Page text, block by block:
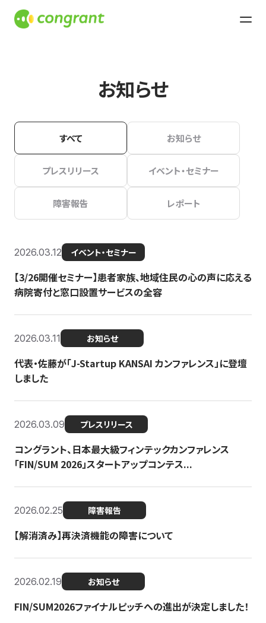
お知らせ
すべて お知らせ
プレスリリース イベント・セミナー
障害報告 レポート
2026.03.12 イベント・セミナー
【3/26開催セミナー】患者家族、地域住民の心の声に応える
病院寄付と窓口設置サービスの全容
2026.03.11 お知らせ
代表・佐藤が「J-Startup KANSAI カンファレンス」に登壇
しました
2026.03.09 プレスリリース
コングラント、日本最大級フィンテックカンファレンス
「FIN/SUM 2026」スタートアップコンテス...
2026.02.25 障害報告
【解消済み】再決済機能の障害について
2026.02.19 お知らせ
FIN/SUM2026ファイナルピッチへの進出が決定しました！